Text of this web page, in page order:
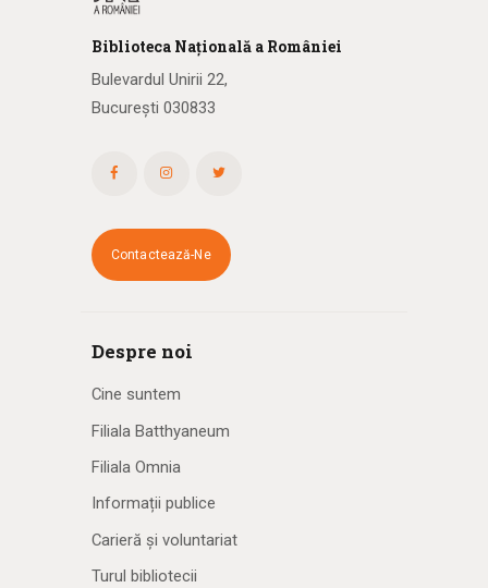
Biblioteca Națională a României
Bulevardul Unirii 22,
București 030833
Contactează-Ne
Despre noi
Cine suntem
Filiala Batthyaneum
Filiala Omnia
Informații publice
Carieră și voluntariat
Turul bibliotecii